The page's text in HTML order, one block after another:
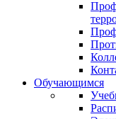
Обучающимся